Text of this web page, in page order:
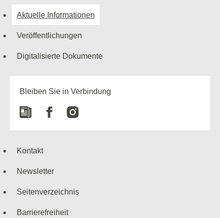
Aktuelle Informationen
Veröffentlichungen
Digitalisierte Dokumente
Bleiben Sie in Verbindung
NewspaperFacebook
Kontakt
Newsletter
Seitenverzeichnis
Barrierefreiheit